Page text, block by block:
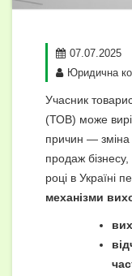
07.07.2025
Юридична
Учасник
(ТОВ) може
причин — зміна
продаж
році в Україні
механізми